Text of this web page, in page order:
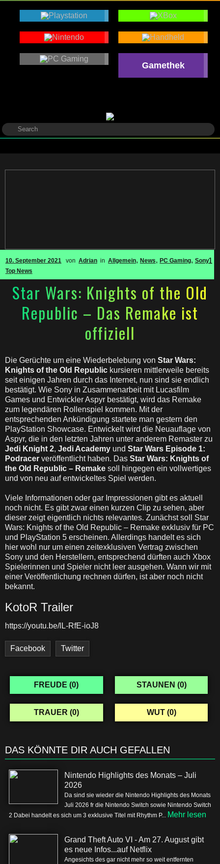
Gamethek
10. September 2021 von Adrian in Allgemein, News, PC Gaming, Sony,
Top News
1
Star Wars: Knights of the Old
Republic – Das Remake ist
offiziell
Die Gerüchte um eine Wiederbelebung von Star Wars:
Knights of the Old Republic kursieren mittlerweile bereits
seit einigen Jahren durch das Internet, nun sind sie endlich
bestätigt. Wie Sony in Zusammenarbeit mit Lucasfilm
Games und Entwickler Aspyr bestätigt, wird das Remake
zum legendären Rollenspiel kommen. Mit der
entsprechenden Ankündigung startete man gestern den
PlayStation Showcase. Entwickelt wird die Neuauflage von
Aspyr, die in den letzten Jahren unter anderem Remaster zu
Jedi Knight 2, Jedi Academy und Star Wars Episode 1:
Podracer veröffentlicht haben. Das Star Wars: Knights of
the Old Republic – Remake soll hingegen ein vollwertiges
und von neu auf entwickeltes Spiel werden.
Viele Informationen oder gar Impressionen gibt es aktuell
noch nicht. Es gibt zwar einen kurzen Clip zu sehen, aber
dieser zeigt eigentlich nichts relevantes. Zunächst soll Star
Wars: Knights of the Old Republic – Remake exklusiv für PC
und PlayStation 5 erscheinen. Allerdings handelt es sich
hier wohl nur um einen zeitexklusiven Vertrag zwischen
Sony und den Herstellern, entsprechend dürften auch Xbox
Spielerinnen und Spieler nicht leer ausgehen. Wann wir mit
einer Veröffentlichung rechnen dürfen, ist aber noch nicht
bekannt.
KotoR Trailer
https://youtu.be/lL-RfE-ioJ8
Facebook Twitter
FREUDE (0) STAUNEN (0)
TRAUER (0) WUT (0)
DAS KÖNNTE DIR AUCH GEFALLEN
Nintendo Highlights des Monats – Juli
2026
Da sind sie wieder die Nintendo Highlights des Monats
Juli 2026 fr die Nintendo Switch sowie Nintendo Switch
2 Dabei handelt es sich um 3 exklusive Titel mit Rhythm P... Mehr lesen
Grand Theft Auto VI - Am 27. August gibt
es neue Infos...auf Netflix
Angesichts des gar nicht mehr so weit entfernten